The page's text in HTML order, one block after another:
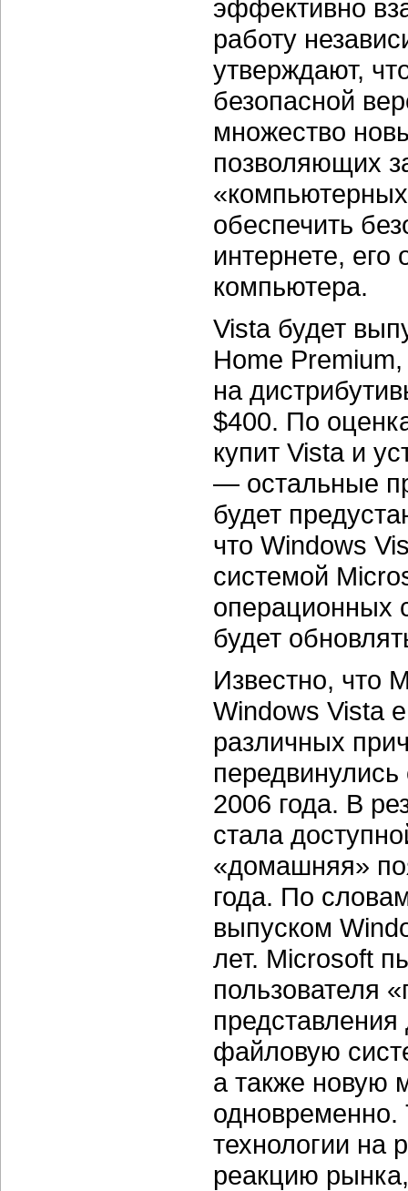
эффективно
работу
утверждают,
безопасной
множество
позволяющих
обеспечить
интернете,
компьютера.
Vista будет
Home
на
$400. По
купит Vista и
— остальные
будет
что Windows
системой
операционных
будет
Известно, что
Windows Vista
различных
2006 года. В
стала
«домашняя»
года. По
выпуском
лет. Microsoft
пользователя
файловую
а также новую
одновременно.
технологии на
реакцию